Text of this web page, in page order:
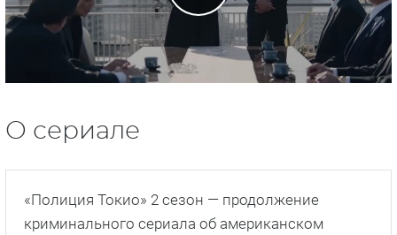
О сериале
«Полиция Токио» 2 сезон — продолжение
криминального сериала об американском